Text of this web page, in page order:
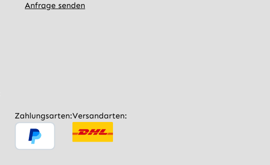
Anfrage senden
Zahlungsarten:Versandarten: